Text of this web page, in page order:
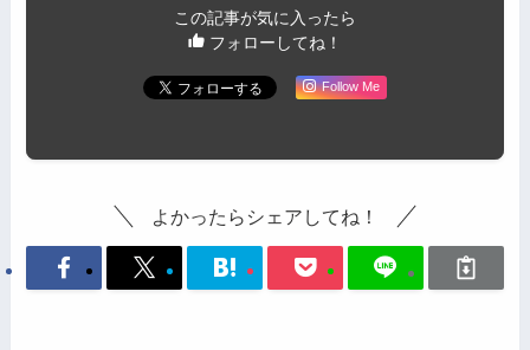
この記事が気に入ったら
フォローしてね！
Follow Me
よかったらシェアしてね！